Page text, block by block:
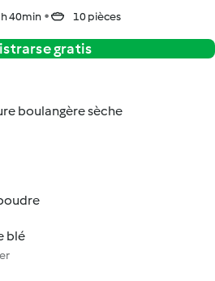
40min 10 pièces
gratis
boulangère sèche
blé